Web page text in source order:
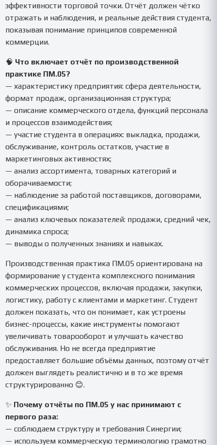
эффективности торговой точки. Отчёт должен чётко
отражать и наблюдения, и реальные действия студента,
показывая понимание принципов современной
коммерции.
🧠 Что включает отчёт по производственной
практике ПМ.05?
— характеристику предприятия: сфера деятельности,
формат продаж, организационная структура;
— описание коммерческого отдела, функций персонала
и процессов взаимодействия;
— участие студента в операциях: выкладка, продажи,
обслуживание, контроль остатков, участие в
маркетинговых активностях;
— анализ ассортимента, товарных категорий и
оборачиваемости;
— наблюдение за работой поставщиков, договорами,
спецификациями;
— анализ ключевых показателей: продажи, средний чек,
динамика спроса;
— выводы о полученных знаниях и навыках.
Производственная практика ПМ.05 ориентирована на
формирование у студента комплексного понимания
коммерческих процессов, включая продажи, закупки,
логистику, работу с клиентами и маркетинг. Студент
должен показать, что он понимает, как устроены
бизнес-процессы, какие инструменты помогают
увеличивать товарооборот и улучшать качество
обслуживания. Но не всегда предприятие
предоставляет большие объёмы данных, поэтому отчёт
должен выглядеть реалистично и в то же время
структурированно 😊.
✨ Почему отчёты по ПМ.05 у нас принимают с
первого раза:
— соблюдаем структуру и требования Синергии;
— используем коммерческую терминологию грамотно